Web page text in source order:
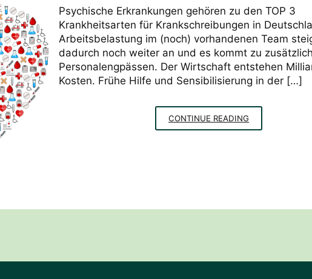
Psychische Erkrankungen gehören zu den TOP 3
Krankheitsarten für Krankschreibungen in
Arbeitsbelastung im (noch) vorhandenen Team
dadurch noch weiter an und es kommt zu
Personalengpässen. Der Wirtschaft entstehen
Kosten. Frühe Hilfe und Sensibilisierung in der […]
CONTINUE READING
FÜR